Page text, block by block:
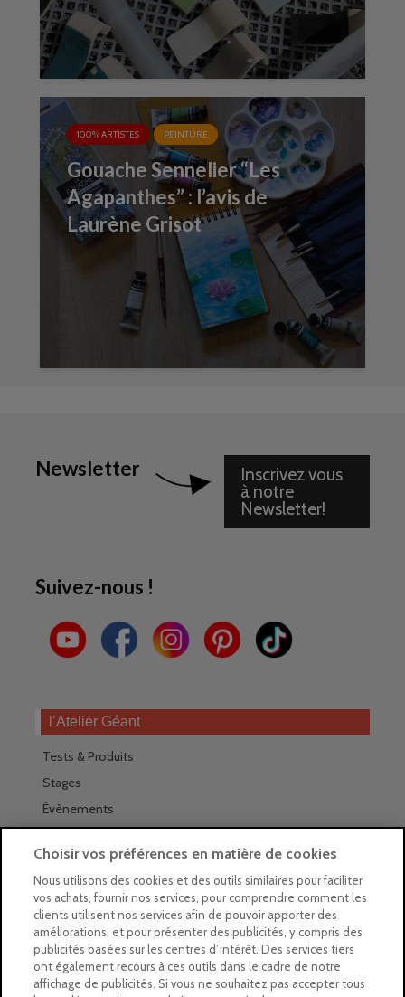
100% ARTISTES PEINTURE
Gouache Sennelier “Les
Agapanthes” : l’avis de
Laurène Grisot
Newsletter
Inscrivez vous
à notre
Newsletter!
Suivez-nous !
l’Atelier Géant
Tests & Produits
Stages
Évènements
Trouver nos magasins
La newsletter des magasins
Feuilleter le Guide
Gratuit : intégrer le Guide
Choisir vos préférences en matière de cookies
Nous utilisons des cookies et des outils similaires pour faciliter
vos achats, fournir nos services, pour comprendre comment les
clients utilisent nos services afin de pouvoir apporter des
améliorations, et pour présenter des publicités, y compris des
publicités basées sur les centres d’intérêt. Des services tiers
ont également recours à ces outils dans le cadre de notre
affichage de publicités. Si vous ne souhaitez pas accepter tous